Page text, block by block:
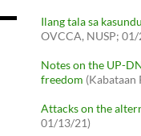
Ilang tala sa
OVCCA, NUSP;
Notes on the UP-
freedom
Attacks on the
01/13/21)